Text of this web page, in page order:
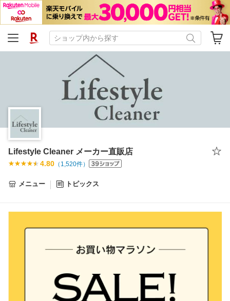
Lifestyle Cleaner メーカー直販店
4.80 （ 1,520件）
メニュー トピックス